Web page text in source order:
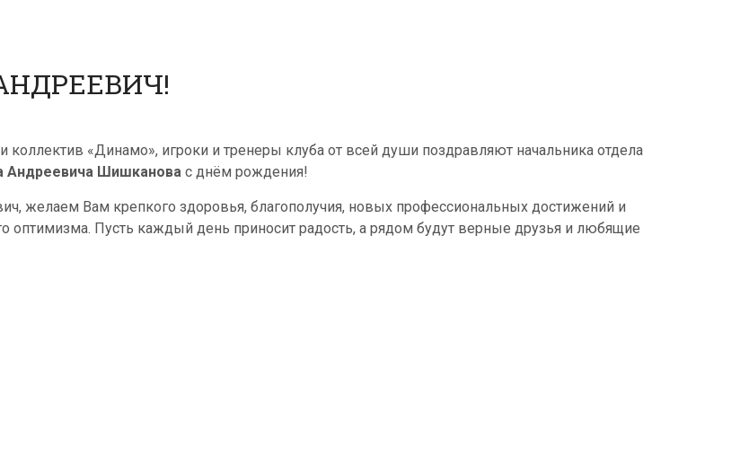
коллектив «Динамо», игроки и тренеры клуба от всей души поздравляют начальника отдела
Андреевича Шишканова с днём рождения!
желаем Вам крепкого здоровья, благополучия, новых профессиональных достижений и
оптимизма. Пусть каждый день приносит радость, а рядом будут верные друзья и любящие